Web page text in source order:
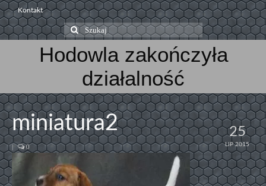
Kontakt
Szuklaj
w:
Hodowla zakończyła
działalność
25
LIP 2015
miniatura2
| 0